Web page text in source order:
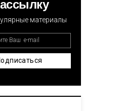
материалы